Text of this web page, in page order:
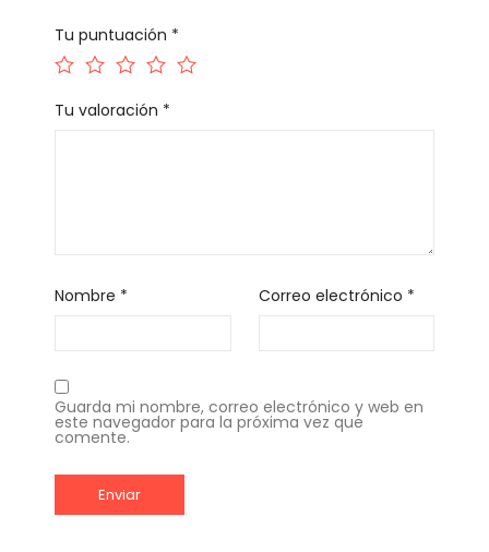
Tu puntuación *
Tu valoración *
Nombre * Correo electrónico *
Guarda mi nombre, correo electrónico y web en
este navegador para la próxima vez que
comente.